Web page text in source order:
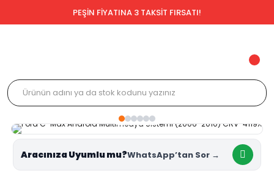
PEŞİN FİYATINA 3 TAKSİT FIRSATI!
Aracınıza Uyumlu mu?